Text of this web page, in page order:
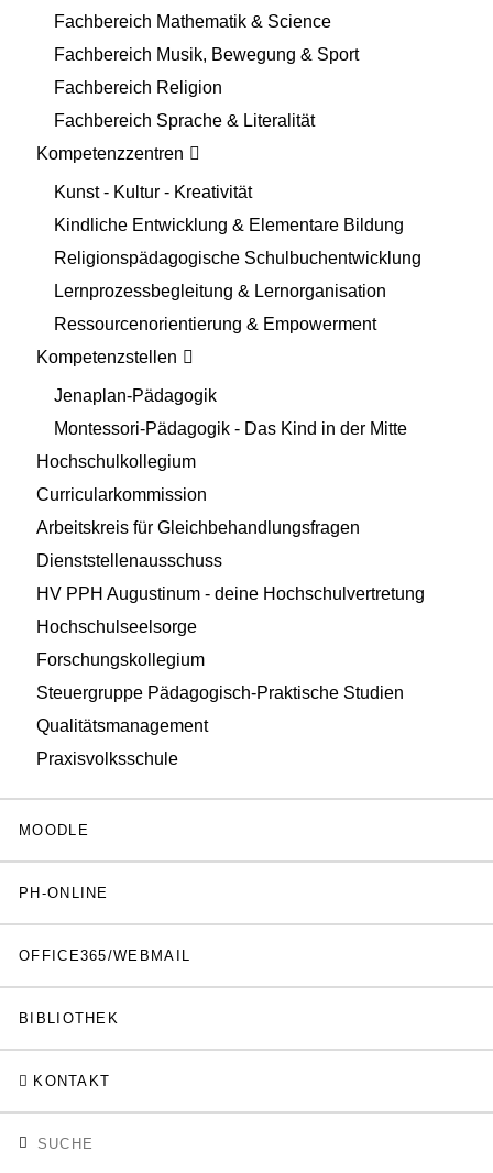
Fachbereich Mathematik & Science
Fachbereich Musik, Bewegung & Sport
Fachbereich Religion
Fachbereich Sprache & Literalität
Kompetenzzentren
Kunst - Kultur - Kreativität
Kindliche Entwicklung & Elementare Bildung
Religionspädagogische Schulbuchentwicklung
Lernprozessbegleitung & Lernorganisation
Ressourcenorientierung & Empowerment
Kompetenzstellen
Jenaplan-Pädagogik
Montessori-Pädagogik - Das Kind in der Mitte
Hochschulkollegium
Curricularkommission
Arbeitskreis für Gleichbehandlungsfragen
Dienststellenausschuss
HV PPH Augustinum - deine Hochschulvertretung
Hochschulseelsorge
Forschungskollegium
Steuergruppe Pädagogisch-Praktische Studien
Qualitätsmanagement
Praxisvolksschule
MOODLE
PH-ONLINE
OFFICE365/WEBMAIL
BIBLIOTHEK
KONTAKT